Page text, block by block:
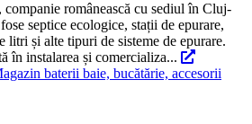
românească cu sediul în Cluj-
septice ecologice, stații de epurare,
litri și alte tipuri de sisteme de epurare.
în instalarea și comercializa...